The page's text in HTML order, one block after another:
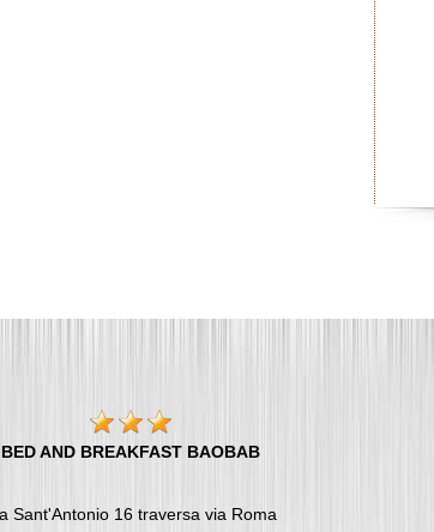
BED AND BREAKFAST BAOBAB
Sant'Antonio 16 traversa via Roma